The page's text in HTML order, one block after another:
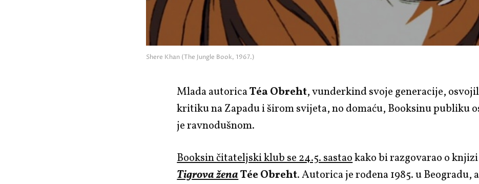
Shere Khan (The Jungle Book, 1967.)
Mlada autoricaTéa Obreht, vunderkind svoje generacije,
kritiku na Zapadu i širom svijeta, no domaću, Booksinu publiku
je ravnodušnom.
Booksin čitateljski klub se 24.5. sastaokako bi razgovarao o knjizi
Tigrova ženaTée Obreht. Autorica je rođena 1985. u Beogradu,